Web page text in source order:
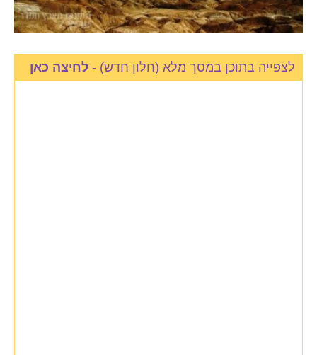
לצפייה בתוכן במסך מלא (חלון חדש) - לחיצה כאן